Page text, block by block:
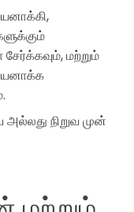
மற்றும்
நிறுவ முன்